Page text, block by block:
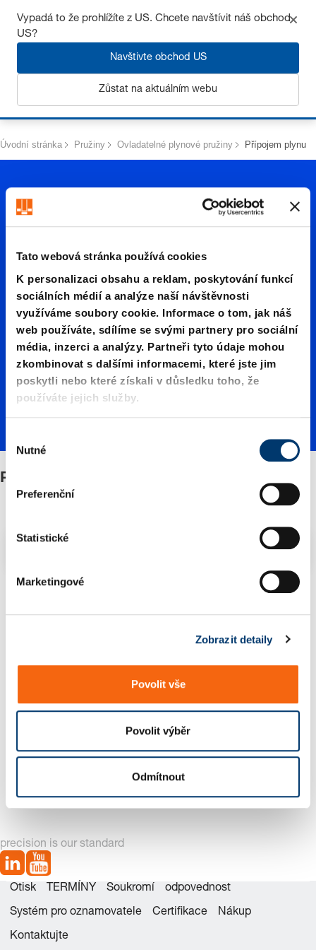
Tato webová stránka používá cookies
K personalizaci obsahu a reklam, poskytování funkcí
sociálních médií a analýze naší návštěvnosti
využíváme soubory cookie. Informace o tom, jak náš
web používáte, sdílíme se svými partnery pro sociální
média, inzerci a analýzy. Partneři tyto údaje mohou
zkombinovat s dalšími informacemi, které jste jim
poskytli nebo které získali v důsledku toho, že
používáte jejich služby.
ý
b
Nutné
Preferenční
Statistické
Marketingové
Zobrazit detaily
Povolit vše
Povolit výběr
Odmítnout
Získejte až 7% slevu – klikněte zde pro víceinformací
Úvodní stránka Pružiny Ovladatelné plynové pružiny Přípojem plynu
Přípoje
m plynu
Přípojem plynu
Filtry/třídění
2489.00.47.
2489.00.47.01
2489.00.47.01
precision is our standard
Otisk TERMÍNY Soukromí odpovednost
Systém pro oznamovatele Certifikace Nákup
Kontaktujte
Vypadá to že prohlížíte z US. Chcete navštívit náš obchod
US?
Navštivte obchod US
Zůstat na aktuálním webu